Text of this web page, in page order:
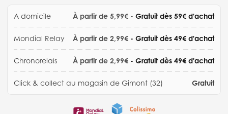
A domicile À partir de 5,99€ - Gratuit dès 59€ d'achat
Mondial Relay À partir de 2,99€ - Gratuit dès 49€ d'achat
Chronorelais À partir de 2,99€ - Gratuit dès 49€ d'achat
Click & collect au magasin de Gimont (32) Gratuit